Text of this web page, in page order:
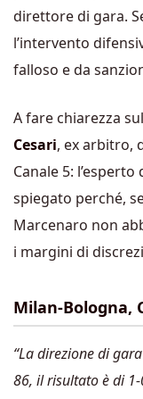
direttore di gara.
l’intervento
falloso e da
A fare chiarezza
Cesari, ex arbitro,
Canale 5:
spiegato perché,
Marcenaro non
i margini di
Milan-Bologna,
“La direzione di
86, il risultato è di 1-